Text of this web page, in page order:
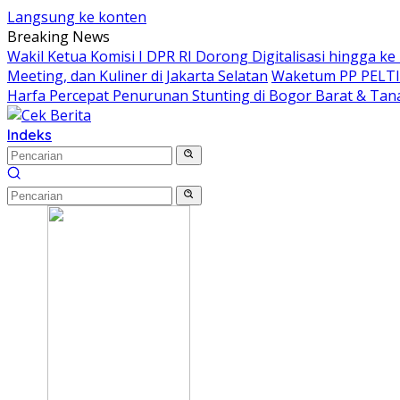
Langsung ke konten
Breaking News
Wakil Ketua Komisi I DPR RI Dorong Digitalisasi hingga ke
Meeting, dan Kuliner di Jakarta Selatan Waketum PP
Harfa Percepat Penurunan Stunting di Bogor Barat &
Indeks